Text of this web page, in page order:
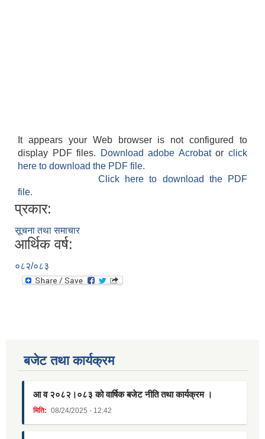
It appears your Web browser is not configured to
display PDF files.
Download adobe Acrobatorclick
here to download the PDF file.
Click here to download the PDF
file.
प्रकार:
सूचना तथा समाचार
आर्थिक वर्ष:
०८२/०८३
बजेट तथा कार्यक्रम
आ व २०८२।०८३ को वार्षिक बजेट नीति तथा कार्यक्रम ।
मिति: 08/24/2025 - 12:42